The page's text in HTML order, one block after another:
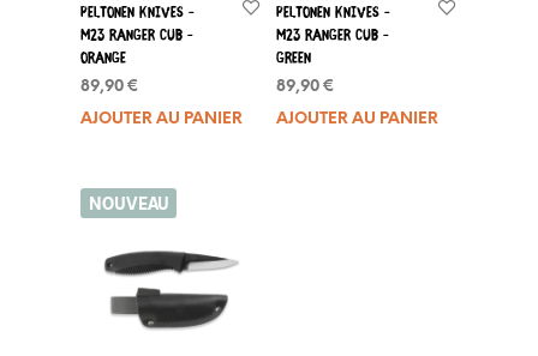
Peltonen Knives –
M23 Ranger Cub –
Orange
89,90€
AJOUTER AU PANIER
Peltonen Knives –
M23 Ranger Cub –
Green
89,90€
AJOUTER AU PANIER
NOUVEAU